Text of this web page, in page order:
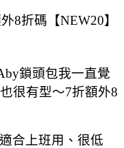
8折碼【NEW20】
鎖頭包我一直覺
很有型～7折額外8
合上班用、很低